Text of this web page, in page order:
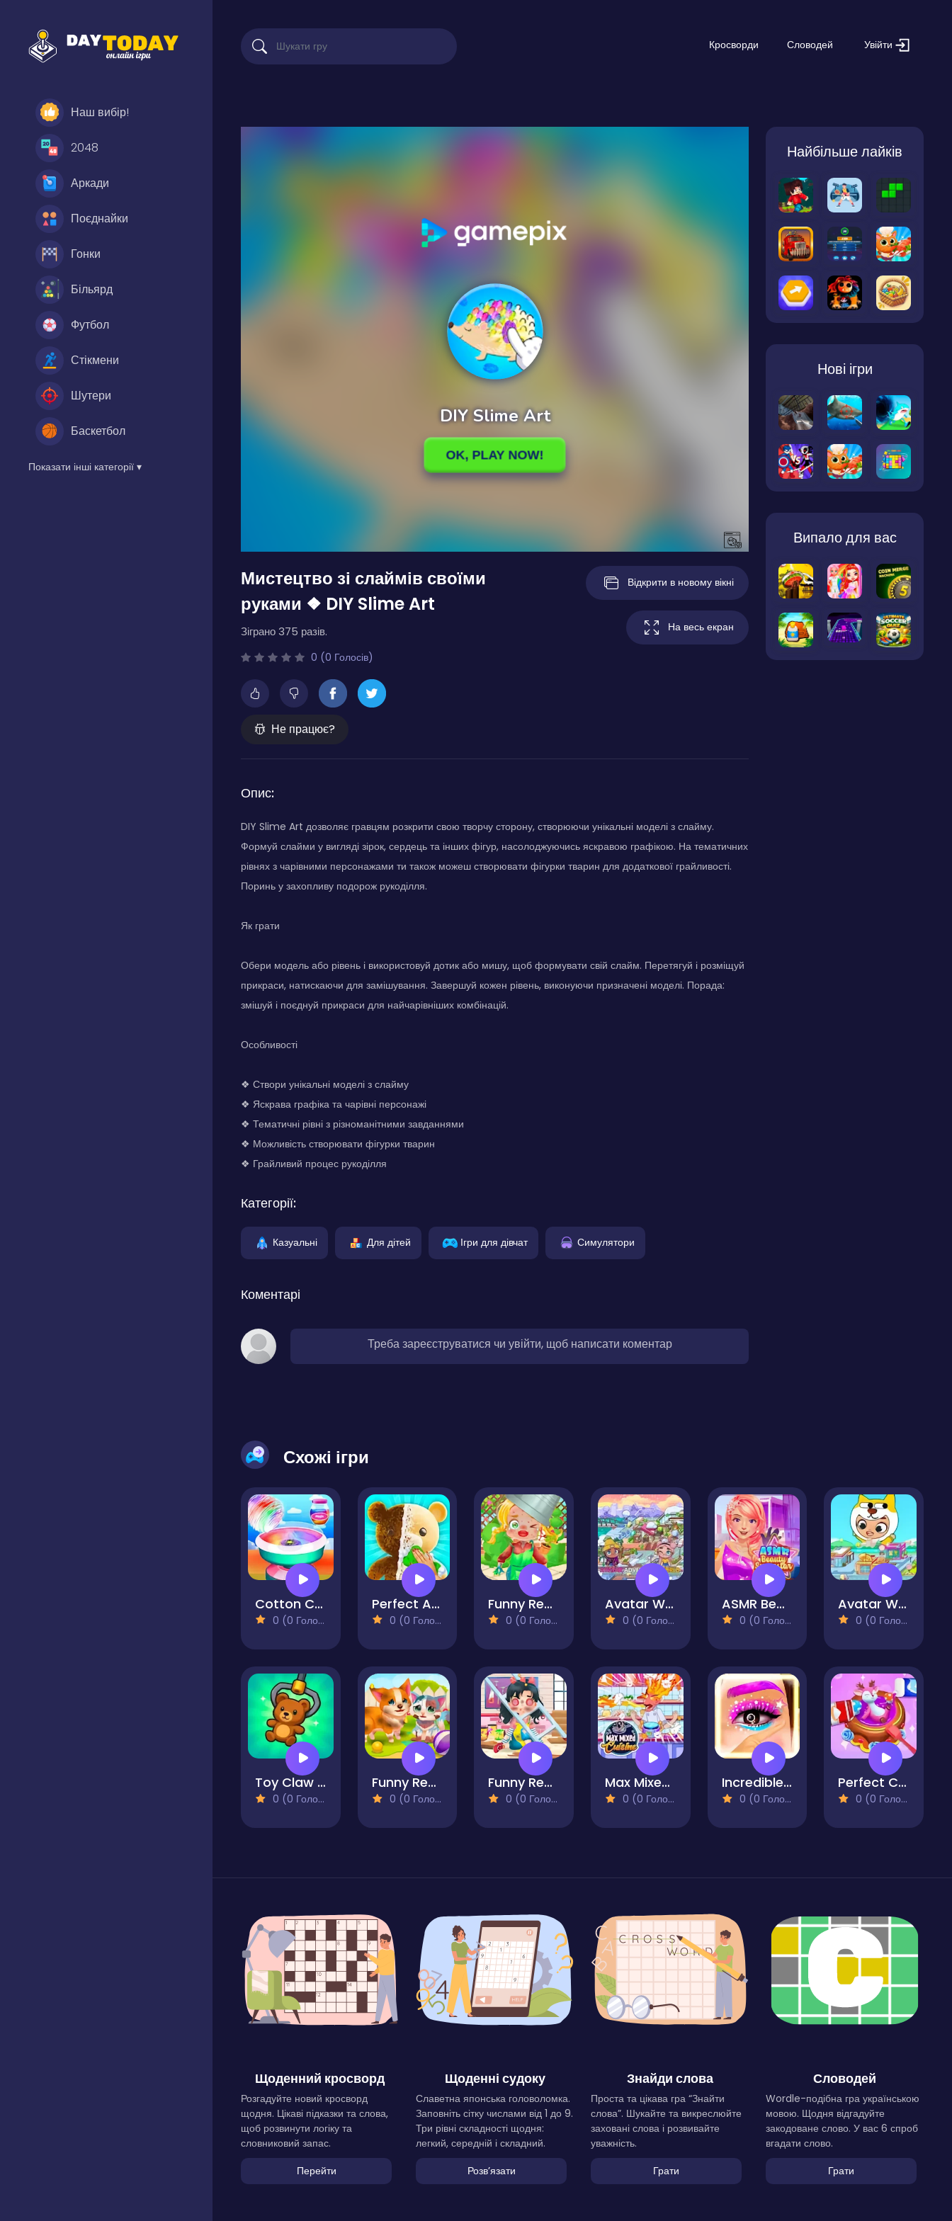
Наш вибір!
2048
Аркади
Поєднайки
Гонки
Більярд
Футбол
Стікмени
Шутери
Баскетбол
Показати інші категорії ▾
Кросворди Словодей Увійти
Мистецтво зі слаймів своїми
руками ❖ DIY Slime Art
Зіграно 375 разів.
0 (0 Голосів)
Не працює?
Відкрити в новому вікні
На весь екран
Опис:
DIY Slime Art дозволяє гравцям розкрити свою творчу сторону, створюючи унікальні моделі з слайму.
Формуй слайми у вигляді зірок, сердець та інших фігур, насолоджуючись яскравою графікою. На тематичних
рівнях з чарівними персонажами ти також можеш створювати фігурки тварин для додаткової грайливості.
Поринь у захопливу подорож рукоділля.
Як грати
Обери модель або рівень і використовуй дотик або мишу, щоб формувати свій слайм. Перетягуй і розміщуй
прикраси, натискаючи для замішування. Завершуй кожен рівень, виконуючи призначені моделі. Порада:
змішуй і поєднуй прикраси для найчарівніших комбінацій.
Особливості
❖ Створи унікальні моделі з слайму
❖ Яскрава графіка та чарівні персонажі
❖ Тематичні рівні з різноманітними завданнями
❖ Можливість створювати фігурки тварин
❖ Грайливий процес рукоділля
Категорії:
Казуальні Для дітей Ігри для дівчат Симулятори
Коментарі
Треба зареєструватися чи увійти, щоб написати коментар
Найбільше лайків
Нові ігри
Випало для вас
Схожі ігри
Cotton Candy - Candy Maker Game
0 (0 Голосів)
Perfect Asmr Cleaning
0 (0 Голосів)
Funny Rescue Gardener
0 (0 Голосів)
Avatar World Adventure
0 (0 Голосів)
ASMR Beauty Superstar
0 (0 Голосів)
Avatar World Dream City
0 (0 Голосів)
Toy Claw Simulator
0 (0 Голосів)
Funny Rescue Pet
0 (0 Голосів)
Funny Rescue Carpenter
0 (0 Голосів)
Max Mixed Cuisine
0 (0 Голосів)
Incredible Princess Eye Art
0 (0 Голосів)
Perfect Cake Maker
0 (0 Голосів)
Щоденний кросворд
Розгадуйте новий кросворд
щодня. Цікаві підказки та слова,
щоб розвинути логіку та
словниковий запас.
Перейти
Щоденні судоку
Славетна японська головоломка.
Заповніть сітку числами від 1 до 9.
Три рівні складності щодня:
легкий, середній і складний.
Розвʼязати
Знайди слова
Проста та цікава гра “Знайти
слова”. Шукайте та викреслюйте
заховані слова і розвивайте
уважність.
Грати
Словодей
Wordle-подібна гра українською
мовою. Щодня відгадуйте
закодоване слово. У вас 6 спроб
вгадати слово.
Грати